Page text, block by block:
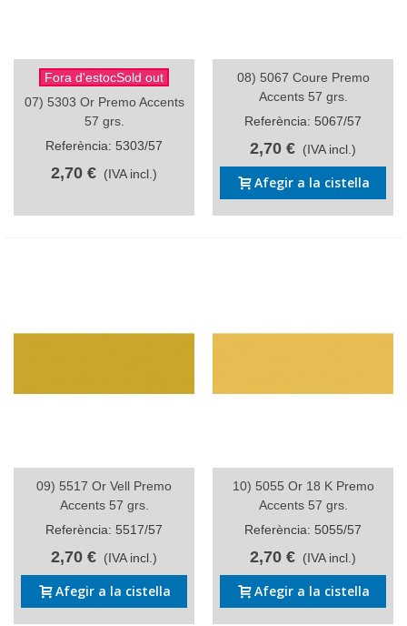
Fora d'estocSold out
07) 5303 Or Premo Accents
57 grs.
Referència: 5303/57
2,70 € (IVA incl.)
08) 5067 Coure Premo
Accents 57 grs.
Referència: 5067/57
2,70 € (IVA incl.)
Afegir a la cistella
09) 5517 Or Vell Premo
Accents 57 grs.
Referència: 5517/57
2,70 € (IVA incl.)
Afegir a la cistella
10) 5055 Or 18 K Premo
Accents 57 grs.
Referència: 5055/57
2,70 € (IVA incl.)
Afegir a la cistella